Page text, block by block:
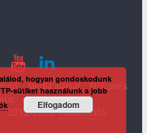
Média ajánlat
Előfizetés
2012-2026KaliberInfo
hogyan gondoskodunk
sütiket használunk a jobb
Elfogadom